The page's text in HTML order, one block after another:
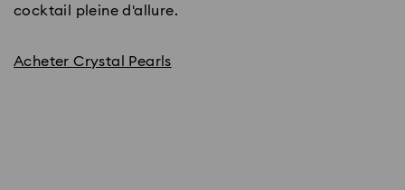
cocktail pleine d'allure.
Acheter Crystal Pearls